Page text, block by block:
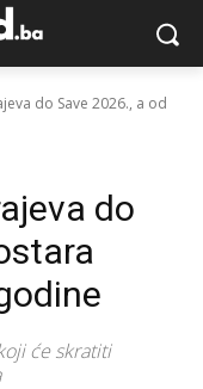
do Save 2026., a od
do
će skratiti